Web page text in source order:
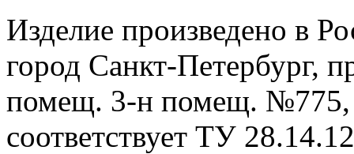
Изделие произведено в
город Санкт-Петербург,
помещ. 3-н помещ. №775,
cоответствует ТУ